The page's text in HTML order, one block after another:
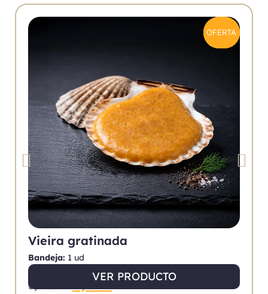
OFERTA
OFERTA
Vieira gratinada
Bandeja: 1 ud
3,78 3,02€
VER PRODUCTO